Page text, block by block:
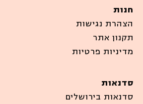
חנות
הצהרת נגישות
תקנון אתר
מדיניות פרטיות
סדנאות
סדנאות בירושלים